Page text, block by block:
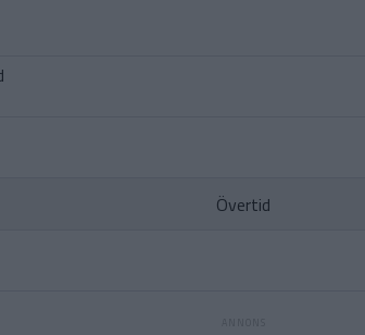
Övertid